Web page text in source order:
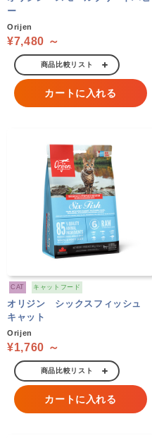
ー
Orijen
¥7,480 ～
商品比較リスト
カートに入れる
CAT キャットフード
オリジン シックスフィッシュ
キャット
Orijen
¥1,760 ～
商品比較リスト
カートに入れる